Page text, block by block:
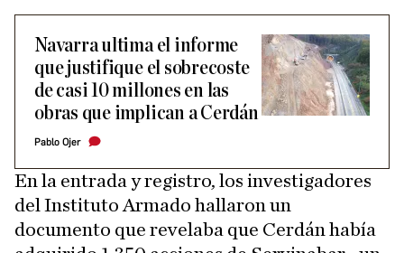
Navarra ultima el informe
que justifique el sobrecoste
de casi 10 millones en las
obras que implican a Cerdán
Pablo Ojer
En la entrada y registro, los investigadores
del Instituto Armado hallaron un
documento que revelaba que Cerdán había